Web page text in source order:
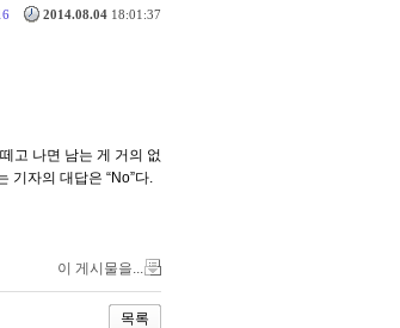
2014.08.04 18:01:37
고 나면 남는 게 거의 없
기자의 대답은 “No”다.
이 게시물을...
목록